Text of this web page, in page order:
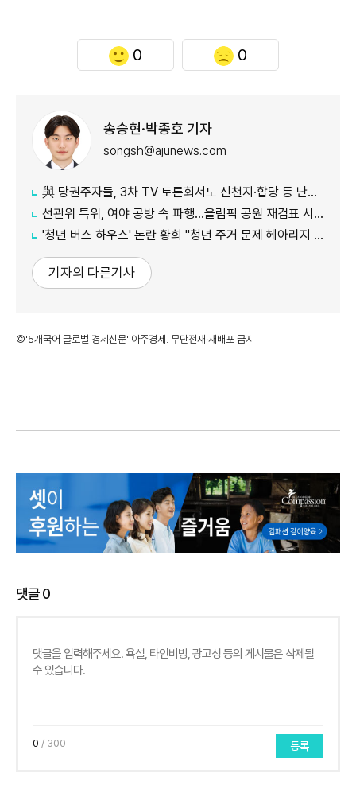
0 0
송승현·박종호 기자
songsh@ajunews.com
與 당권주자들, 3차 TV 토론회서도 신천지·합당 등 난타전 이어가
선관위 특위, 여야 공방 속 파행…올림픽 공원 재검표 시기 놓고 이견
'청년 버스 하우스' 논란 황희 "청년 주거 문제 헤아리지 못했다"
기자의 다른기사
©'5개국어 글로벌 경제신문' 아주경제. 무단전재·재배포 금지
댓글0
0 / 300 등록